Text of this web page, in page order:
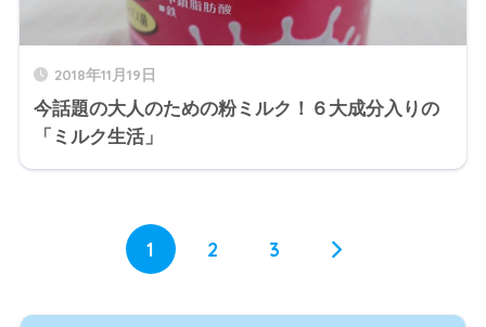
2018年11月19日
今話題の大人のための粉ミルク！６大成分入りの
「ミルク生活」
1 2 3